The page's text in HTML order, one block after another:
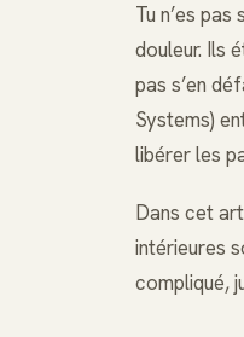
Tu n’es
douleur. Ils
pas s’en
Systems)
libérer les
Dans cet
intérieures
compliqué,